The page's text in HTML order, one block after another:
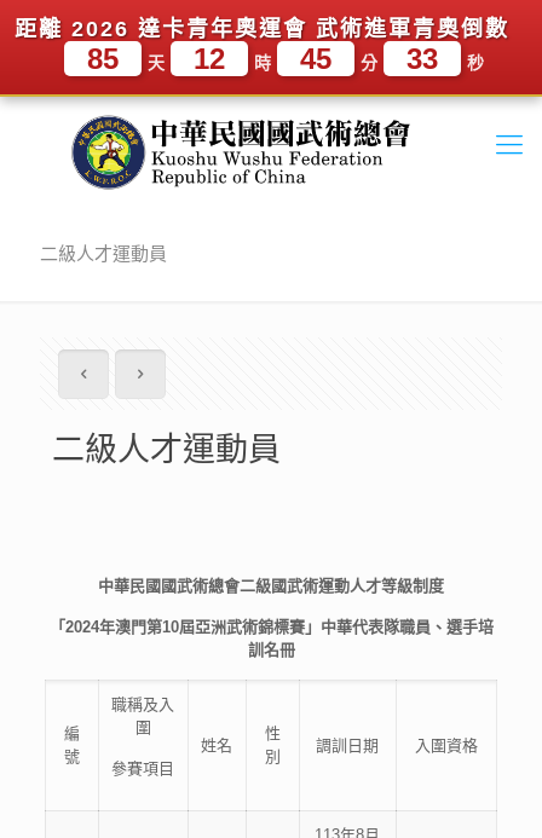
距離 2026 達卡青年奧運會 武術進軍青奧倒數
85 天 12 時 45 分 32 秒
二級人才運動員
二級人才運動員
中華民國國武術總會二級國武術運動人才等級制度
「2024年澳門第10屆亞洲武術錦標賽」中華代表隊職員、選手培
訓名冊
編
號
職稱及入
圍
參賽項目
姓名
性
別
調訓日期 入圍資格